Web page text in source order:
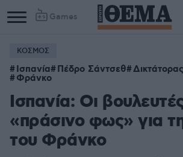
Games
ΚΟΣΜΟΣ
Ισπανία Πέδρο Σάντσεθ
Φράνκο
Ισπανία: Οι
«πράσινο φως» για
του Φράνκο